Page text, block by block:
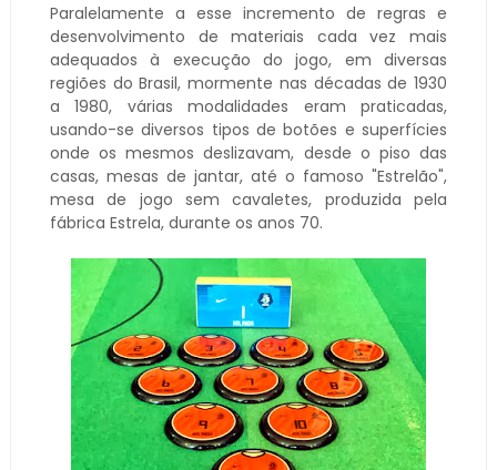
Paralelamente a esse incremento de regras e
desenvolvimento de materiais cada vez mais
adequados à execução do jogo, em diversas
regiões do Brasil, mormente nas décadas de 1930
a 1980, várias modalidades eram praticadas,
usando-se diversos tipos de botões e superfícies
onde os mesmos deslizavam, desde o piso das
casas, mesas de jantar, até o famoso "Estrelão",
mesa de jogo sem cavaletes, produzida pela
fábrica Estrela, durante os anos 70.